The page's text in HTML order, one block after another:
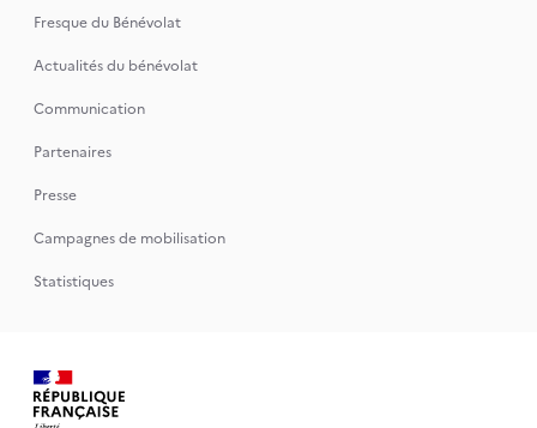
Fresque du Bénévolat
Actualités du bénévolat
Communication
Partenaires
Presse
Campagnes de mobilisation
Statistiques